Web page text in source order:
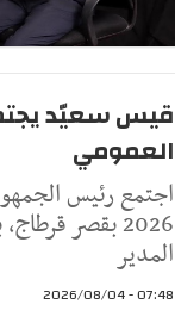
قيس سعيّد
العمومي
2026 بقصر
المدير
07:48 - 2026/08/04